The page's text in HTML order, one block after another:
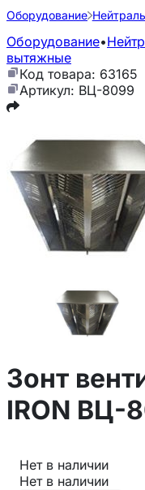
Оборудование
Оборудование•
вытяжные
Код товара: 63165
Артикул: ВЦ-8099
Зонт
IRON ВЦ-
Нет в наличии
Нет в наличии